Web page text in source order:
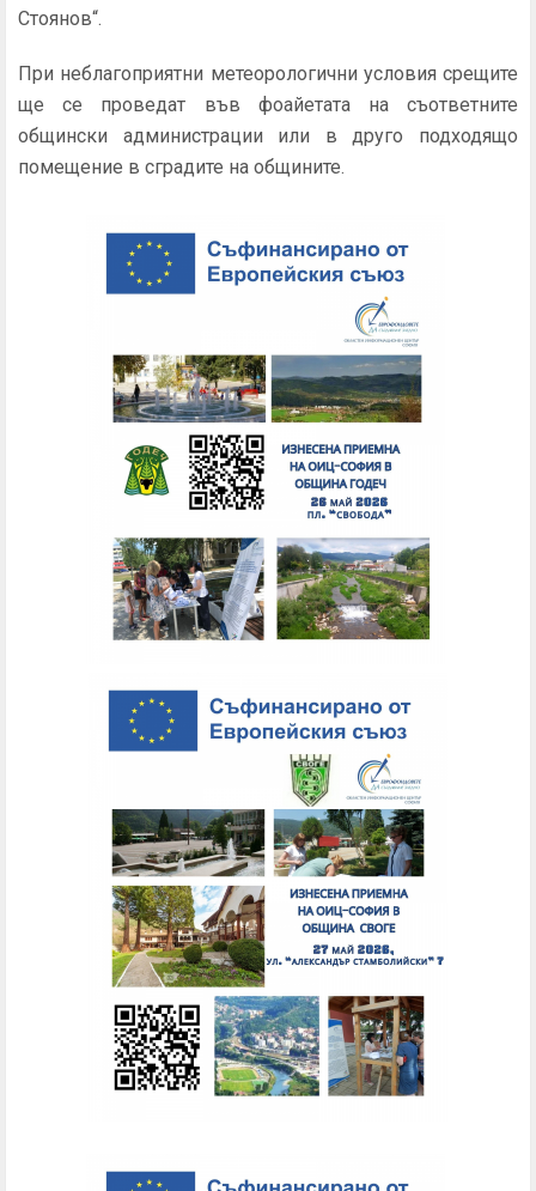
Стоянов“.
При неблагоприятни метеорологични условия срещите
ще се проведат във фоайетата на съответните
общински администрации или в друго подходящо
помещение в сградите на общините.